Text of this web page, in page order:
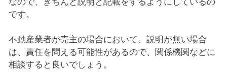
です。
不動産業者が売主の場合において、説明が無い場合
は、責任を問える可能性があるので、関係機関などに
相談すると良いでしょう。